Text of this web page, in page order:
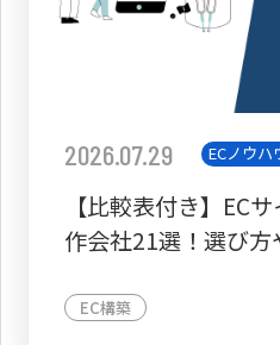
2026.07.29 ECノウハ
【比較表付き】EC
作会社21選！選び
EC構築